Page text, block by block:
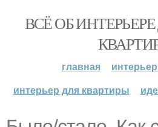
ВСЁ ОБ
главная
интерьер для квартиры